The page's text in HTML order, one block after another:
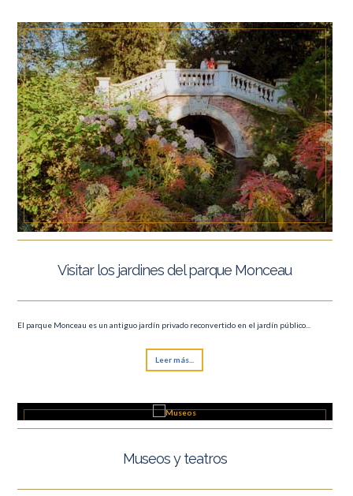
Visitar los jardines del parque Monceau
El parque Monceau es un antiguo jardín privado reconvertido en el jardín público...
Leer más...
Museos y teatros